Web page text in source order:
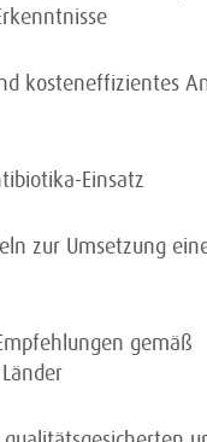
kosteneffizientes
Einsatz
zur Umsetzung
gemäß